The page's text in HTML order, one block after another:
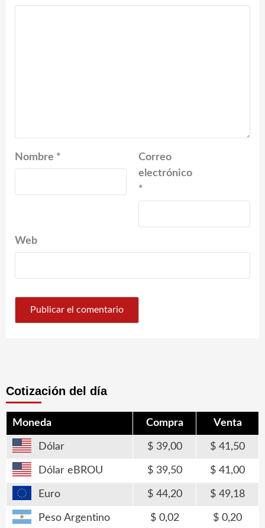
Nombre *
Correo
electrónico
*
Web
Cotización del día
Moneda Compra Venta
Dólar 39,00 41,50
Dólar eBROU 39,50 41,00
Euro 44,20 49,18
Peso Argentino 0,02 0,20